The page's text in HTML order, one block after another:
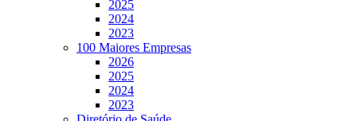
2025
2024
2023
100 Maiores Empresas
2026
2025
2024
2023